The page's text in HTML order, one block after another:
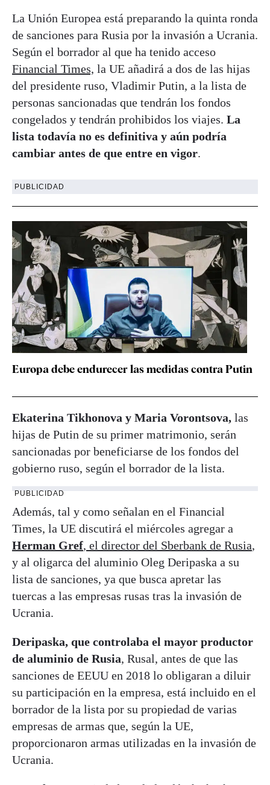
La Unión Europea está preparando la quinta ronda
de sanciones para Rusia por la invasión a Ucrania.
Según el borrador al que ha tenido acceso
Financial Times, la UE añadirá a dos de las hijas
del presidente ruso, Vladimir Putin, a la lista de
personas sancionadas que tendrán los fondos
congelados y tendrán prohibidos los viajes. La
lista todavía no es definitiva y aún podría
cambiar antes de que entre en vigor.
PUBLICIDAD
Europa debe endurecer las medidas contra Putin
Ekaterina Tikhonova y Maria Vorontsova, las
hijas de Putin de su primer matrimonio, serán
sancionadas por beneficiarse de los fondos del
gobierno ruso, según el borrador de la lista.
PUBLICIDAD
Además, tal y como señalan en el Financial
Times, la UE discutirá el miércoles agregar a
Herman Gref, el director del Sberbank de Rusia,
y al oligarca del aluminio Oleg Deripaska a su
lista de sanciones, ya que busca apretar las
tuercas a las empresas rusas tras la invasión de
Ucrania.
Deripaska, que controlaba el mayor productor
de aluminio de Rusia, Rusal, antes de que las
sanciones de EEUU en 2018 lo obligaran a diluir
su participación en la empresa, está incluido en el
borrador de la lista por su propiedad de varias
empresas de armas que, según la UE,
proporcionaron armas utilizadas en la invasión de
Ucrania.